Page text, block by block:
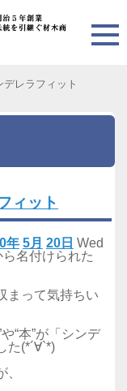
レラフィット
ィット
年 5月 20日 Wed
名付けられた
まって気持ちい
“本”が「シンデ
た(*´∀`*)